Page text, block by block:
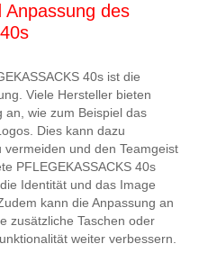
Anpassung des
40s ist die
Viele Hersteller bieten
an, wie zum Beispiel das
Dies kann dazu
und den Teamgeist
PFLEGEKASSACKS 40s
Identität und das Image
kann die Anpassung an
zusätzliche Taschen oder
weiter verbessern.